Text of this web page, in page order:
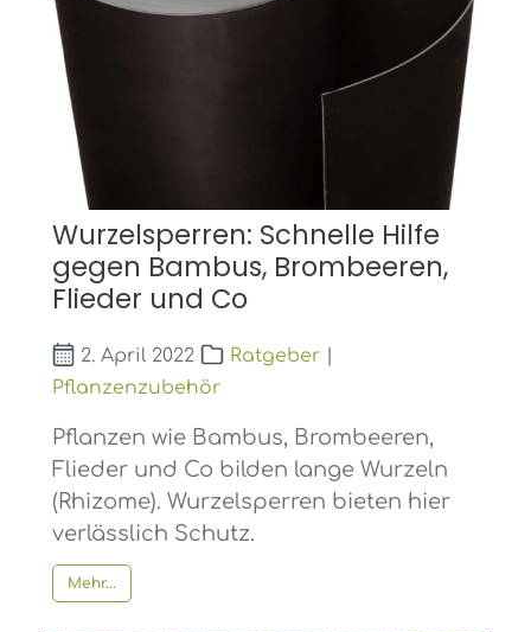
Wurzelsperren: Schnelle Hilfe
gegen Bambus, Brombeeren,
Flieder und Co
2. April 2022 Ratgeber|
Pflanzenzubehör
Pflanzen wie Bambus, Brombeeren,
Flieder und Co bilden lange Wurzeln
(Rhizome). Wurzelsperren bieten hier
verlässlich Schutz.
Mehr...